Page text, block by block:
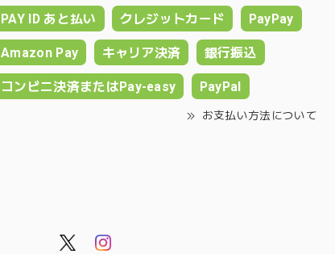
PAY ID あと払い
クレジットカード PayPay
Amazon Pay キャリア決済 銀行振込
コンビニ決済またはPay-easy PayPal
お支払い方法について